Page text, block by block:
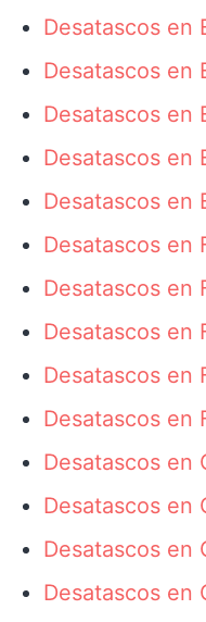
Desatascos en
Desatascos en
Desatascos en
Desatascos en
Desatascos en
Desatascos en
Desatascos en
Desatascos en
Desatascos en
Desatascos en
Desatascos en
Desatascos en
Desatascos en
Desatascos en